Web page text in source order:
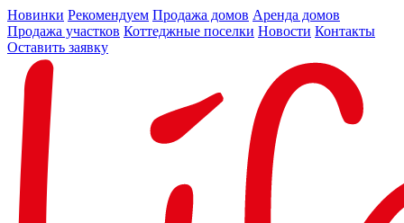
Новинки Рекомендуем Продажа домов Аренда домов
Продажа участков Коттеджные поселки Новости Контакты
Оставить заявку